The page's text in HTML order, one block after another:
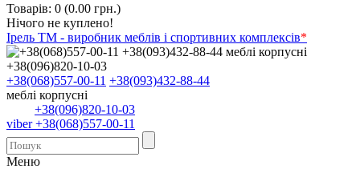
Товарів: 0 (0.00 грн.)
Нічого не куплено!
Ірель ТМ - виробник меблів і спортивних комплексів*
+38(068)557-00-11 +38(093)432-88-44
меблі корпусні
+38(096)820-10-03
viber +38(068)557-00-11
Меню